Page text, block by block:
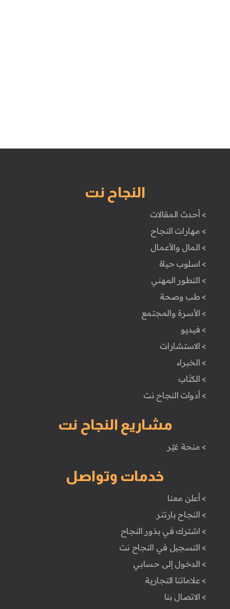
النجاح نت
> أحدث المقالات
> مهارات النجاح
> المال والأعمال
> اسلوب حياة
> التطور المهني
> طب وصحة
> الأسرة والمجتمع
> فيديو
> الاستشارات
> الخبراء
> الكتَاب
> أدوات النجاح نت
مشاريع النجاح نت
> منحة غيّر
خدمات وتواصل
> أعلن معنا
> النجاح بارتنر
> اشترك في بذور النجاح
> التسجيل في النجاح نت
> الدخول إلى حسابي
> علاماتنا التجارية
> الاتصال بنا